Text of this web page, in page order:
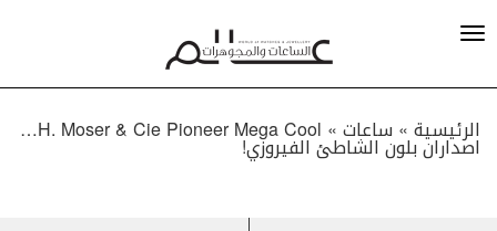
الرئيسية » ساعات»
H. Moser & Cie Pioneer Mega Cool…
اصداران بلون الشاطئ الفيروزي!